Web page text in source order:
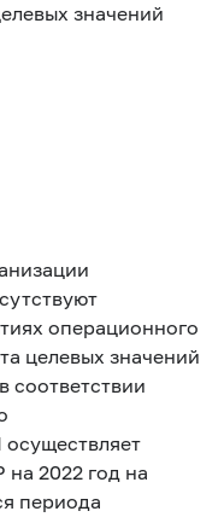
значений
операционного
целевых значений
соответствии
на 2022 год на
периода